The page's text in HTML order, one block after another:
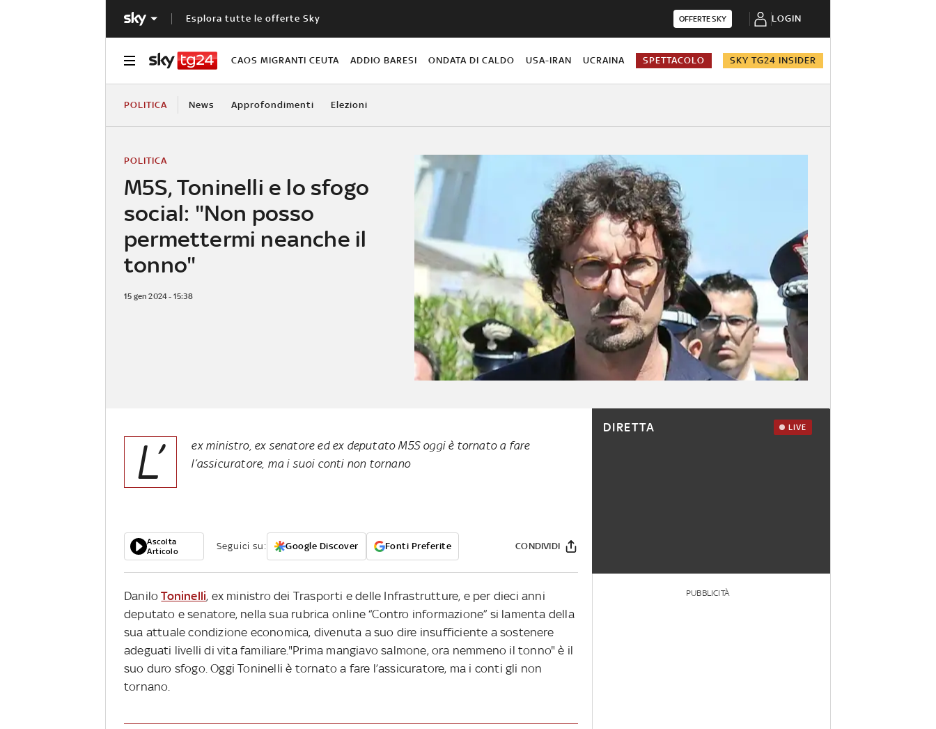
Esplora tutte le offerte Sky OFFERTE SKY LOGIN
CAOS MIGRANTI CEUTA ADDIO BARESI ONDATA DI CALDO USA-IRAN UCRAINA SPETTACOLO SKY TG24 INSIDER
POLITICA News Approfondimenti Elezioni
M5S, Toninelli e lo sfogo
social: "Non posso
permettermi neanche il
tonno"
POLITICA
15 gen 2024 - 15:38
L’
ex ministro, ex senatore ed ex deputato M5S oggi è tornato a fare
l’assicuratore, ma i suoi conti non tornano
Ascolta
Articolo
Seguici su: Google Discover Fonti Preferite CONDIVIDI
DaniloToninelli, ex ministro dei Trasporti e delle Infrastrutture, e per dieci anni
deputato e senatore, nella sua rubrica online “Contro informazione” si lamenta della
sua attuale condizione economica, divenuta a suo dire insufficiente a sostenere
adeguati livelli di vita familiare."Prima mangiavo salmone, ora nemmeno il tonno" è il
suo duro sfogo. Oggi Toninelli è tornato a fare l’assicuratore, ma i conti gli non
tornano.
DIRETTA LIVE
PUBBLICITÀ